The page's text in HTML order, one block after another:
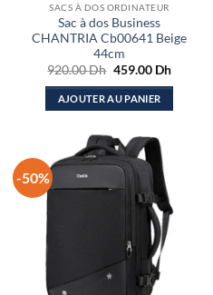
SACS À DOS ORDINATEUR
Sac à dos Business
CHANTRIA Cb00641 Beige
44cm
920.00Dh Le
initial
était :
459.00 DhLe
actuel
AJOUTER AU PANIER
-50%